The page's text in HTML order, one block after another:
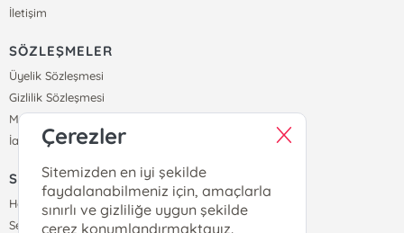
İletişim
SÖZLEŞMELER
Üyelik Sözleşmesi
Gizlilik Sözleşmesi
Mesafeli Satış Sözleşmesi
İade ve Teslimat Koşulları
SİPARİŞ
Hesabım
Sepetim
Çerezler
Sitemizden en iyi şekilde
faydalanabilmeniz için, amaçlarla
sınırlı ve gizliliğe uygun şekilde
çerez konumlandırmaktayız.